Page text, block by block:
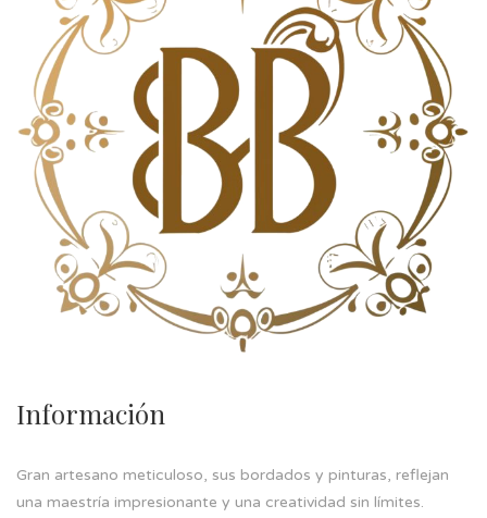
Información
Gran artesano meticuloso, sus bordados y pinturas, reflejan
una maestría impresionante y una creatividad sin límites.